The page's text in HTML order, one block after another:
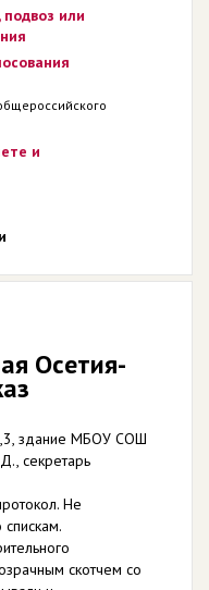
или
и
Осетия-
здание МБОУ СОШ
секретарь
Не
скотчем со